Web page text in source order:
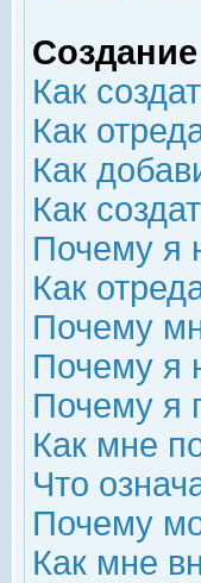
Как
Как
Как
Как
Почему я
Как
Почему
Почему я
Почему я
Как мне
Что
Почему
Как мне